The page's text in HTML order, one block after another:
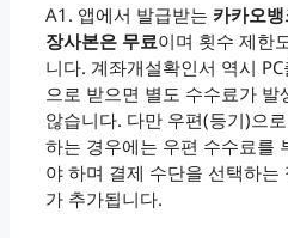
A1. 앱에서 발급받는 카카오
장사본은 무료이며 횟수 제한
니다. 계좌개설확인서 역시 PC
으로 받으면 별도 수수료가 발
않습니다. 다만 우편(등기)으
하는 경우에는 우편 수수료를
야 하며 결제 수단을 선택하는
가 추가됩니다.